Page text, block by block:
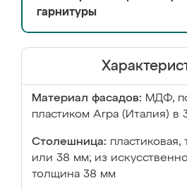
гарнитуры
Материал фасадов: МДФ,
пластиком Arpa (Италия) в
Столешница:
или 38 мм; из
толщина 38 мм